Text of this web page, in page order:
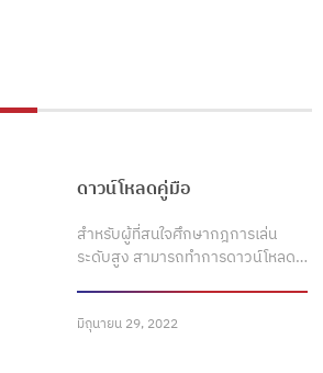
ดาวน์โหลดคู่มือ
สำหรับผู้ที่สนใจศึกษากฎการเล่น
ระดับสูง สามารถทำการดาวน์โหลด…
มิถุนายน 29, 2022